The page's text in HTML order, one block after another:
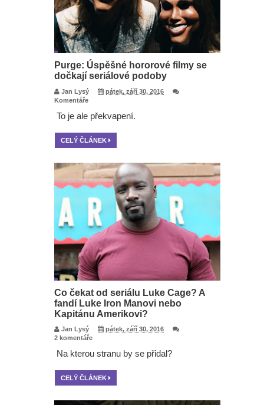
Purge: Úspěšné hororové filmy se
dočkají seriálové podoby
Jan Lysý
pátek, září 30, 2016
Komentáře
To je ale překvapení.
CELÝ ČLÁNEK
Co čekat od seriálu Luke Cage? A
fandí Luke Iron Manovi nebo
Kapitánu Amerikovi?
Jan Lysý
pátek, září 30, 2016
2 komentáře
Na kterou stranu by se přidal?
CELÝ ČLÁNEK